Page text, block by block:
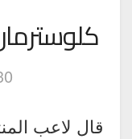
30
قال لاعب